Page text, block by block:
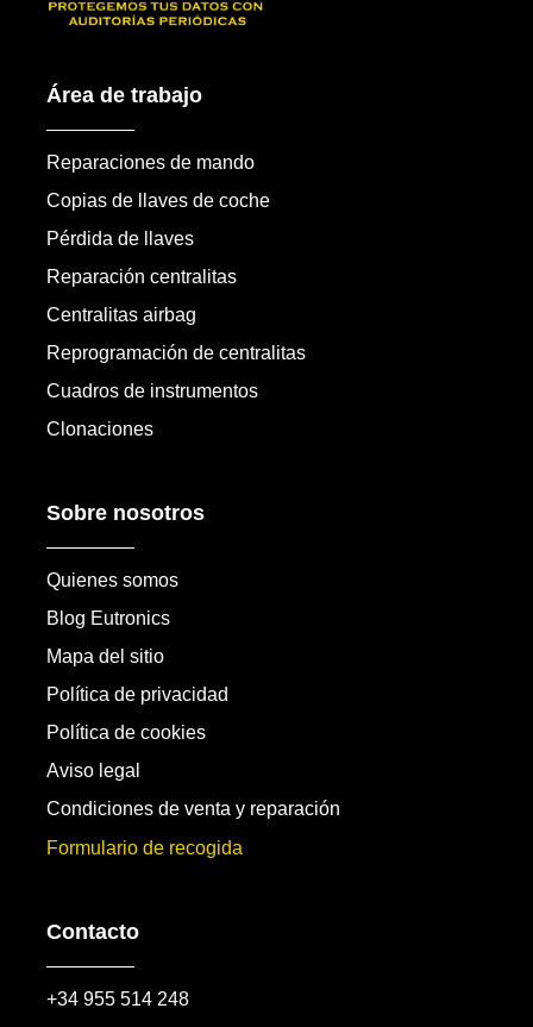
Área de trabajo
Reparaciones de mando
Copias de llaves de coche
Pérdida de llaves
Reparación centralitas
Centralitas airbag
Reprogramación de centralitas
Cuadros de instrumentos
Clonaciones
Sobre nosotros
Quienes somos
Blog Eutronics
Mapa del sitio
Política de privacidad
Política de cookies
Aviso legal
Condiciones de venta y reparación
Formulario de recogida
Contacto
+34 955 514 248